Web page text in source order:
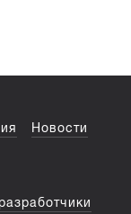
Новости